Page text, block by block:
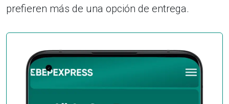
prefieren más de una opción de entrega.